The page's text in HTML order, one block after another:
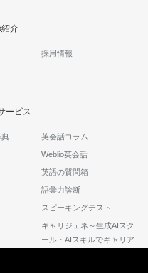
介
採用情報
ービス
典 英会話コラム
Weblio英会話
英語の質問箱
語彙力診断
スピーキングテスト
キャリジェネ～生成AIスク
ール・AIスキルでキャリア